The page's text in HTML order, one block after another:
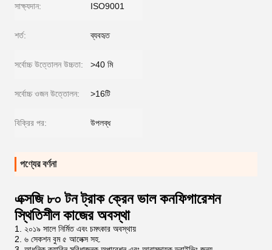
সাক্ষ্যদান: ISO9001
শর্ত: ব্যবহৃত
সর্বোচ্চ উত্তোলন উচ্চতা: >40 মি
সর্বোচ্চ ওজন উত্তোলন: >16টি
বিক্রির পর: উপলব্ধ
পণ্যের বর্ণনা
এক্সজি ৮০ টন ট্রাক ক্রেন ভাল কনফিগারেশন
স্থিতিশীল কাজের অবস্থা
1. ২০১৯ সালে নির্মিত এবং চমৎকার অবস্থায়
2. ৬ সেকশন বুম ৫ আলেক্স সহ.